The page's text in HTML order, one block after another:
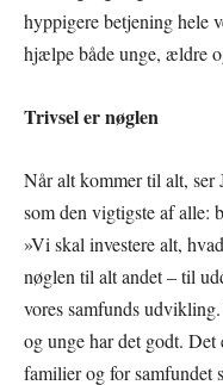
hyppigere betjening hele
hjælpe både unge, ældre
Trivsel er nøglen
Når alt kommer til alt, ser
som den vigtigste af alle:
»Vi skal investere alt,
nøglen til alt andet – til
vores samfunds
og unge har det godt. Det
familier og for samfundet